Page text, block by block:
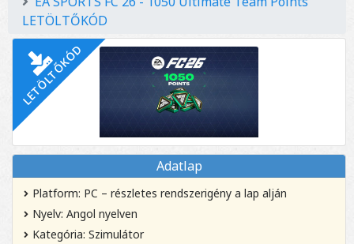
LETÖLTŐKÓD
LETÖLTŐKÓD
Adatlap
Platform: PC – részletes rendszerigény a lap alján
Nyelv: Angol nyelven
Kategória: Szimulátor